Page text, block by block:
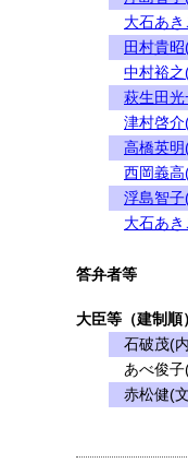
大石あ
田村貴
中村裕
萩生田
津村啓
高橋英
西岡義
浮島智
大石あ
答弁者等
大臣等（建制順
石破茂(
あべ俊子
赤松健(